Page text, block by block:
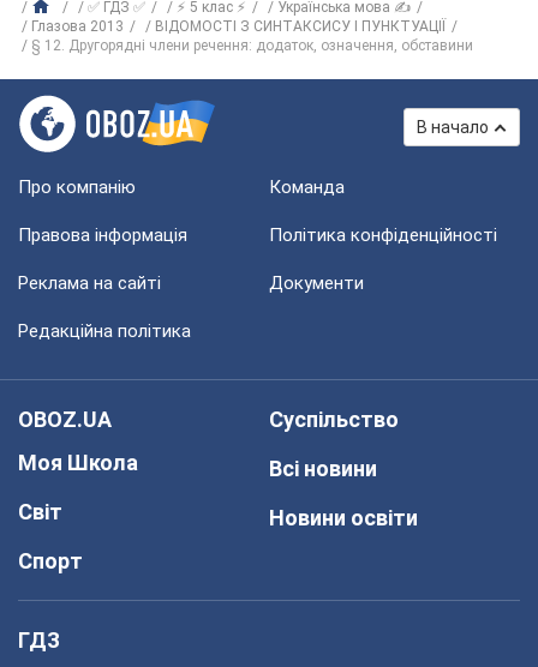
✅ ГДЗ ✅ ⚡ 5 клас ⚡
Українська мова ✍
Глазова 2013
ВІДОМОСТІ З СИНТАКСИСУ І ПУНКТУАЦІЇ
§ 12. Другорядні члени речення: додаток, означення, обставини
В начало
Про компанію Команда
Правова інформація Політика конфіденційності
Реклама на сайті Документи
Редакційна політика
OBOZ.UA
Моя Школа
Світ
Спорт
Суспільство
Всі новини
Новини освіти
ГДЗ